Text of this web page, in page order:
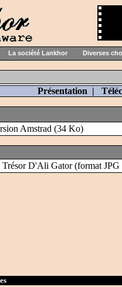
La société Lankhor Diverses
Présentation |
Amstrad (34 Ko)
Trésor D'Ali Gator (format